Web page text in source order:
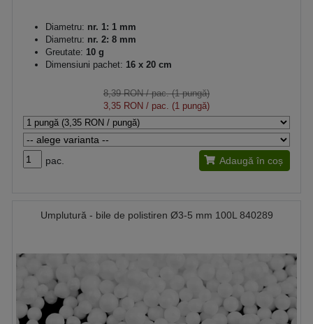
Diametru: nr. 1: 1 mm
Diametru: nr. 2: 8 mm
Greutate: 10 g
Dimensiuni pachet: 16 x 20 cm
8,39 RON/ pac. (1 pungă)
3,35 RON / pac. (1 pungă)
pac. Adaugă în coș
Umplutură - bile de polistiren Ø3-5 mm 100L 840289